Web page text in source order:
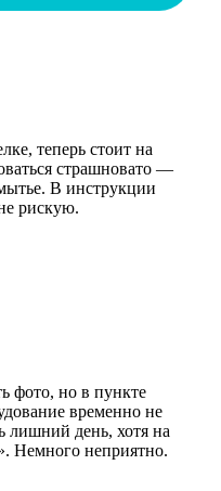
теперь стоит на
страшновато —
В инструкции
рискую.
фото, но в пункте
временно не
лишний день, хотя на
Немного неприятно.